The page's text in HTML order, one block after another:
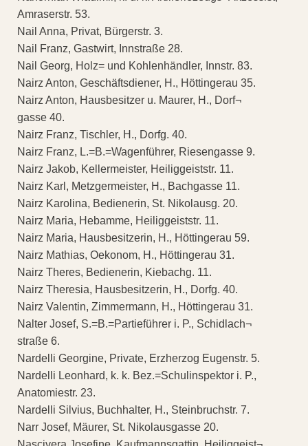
Amraserstr. 53.
Nail Anna, Privat, Bürgerstr. 3.
Nail Franz, Gastwirt, Innstraße 28.
Nail Georg, Holz= und Kohlenhändler, Innstr. 83.
Nairz Anton, Geschäftsdiener, H., Höttingerau 35.
Nairz Anton, Hausbesitzer u. Maurer, H., Dorf¬
gasse 40.
Nairz Franz, Tischler, H., Dorfg. 40.
Nairz Franz, L.=B.=Wagenführer, Riesengasse 9.
Nairz Jakob, Kellermeister, Heiliggeiststr. 11.
Nairz Karl, Metzgermeister, H., Bachgasse 11.
Nairz Karolina, Bedienerin, St. Nikolausg. 20.
Nairz Maria, Hebamme, Heiliggeiststr. 11.
Nairz Maria, Hausbesitzerin, H., Höttingerau 59.
Nairz Mathias, Oekonom, H., Höttingerau 31.
Nairz Theres, Bedienerin, Kiebachg. 11.
Nairz Theresia, Hausbesitzerin, H., Dorfg. 40.
Nairz Valentin, Zimmermann, H., Höttingerau 31.
Nalter Josef, S.=B.=Partieführer i. P., Schidlach¬
straße 6.
Nardelli Georgine, Private, Erzherzog Eugenstr. 5.
Nardelli Leonhard, k. k. Bez.=Schulinspektor i. P.,
Anatomiestr. 23.
Nardelli Silvius, Buchhalter, H., Steinbruchstr. 7.
Narr Josef, Mäurer, St. Nikolausgasse 20.